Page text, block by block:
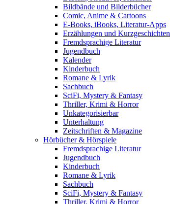
Bildbände und Bilderbücher
Comic, Anime & Cartoons
E-Books, iBooks, Literatur-Apps
Erzählungen und Kurzgeschichten
Fremdsprachige Literatur
Jugendbuch
Kalender
Kinderbuch
Romane & Lyrik
Sachbuch
SciFi, Mystery & Fantasy
Thriller, Krimi & Horror
Unkategorisierbar
Unterhaltung
Zeitschriften & Magazine
Hörbücher & Hörspiele
Fremdsprachige Literatur
Jugendbuch
Kinderbuch
Romane & Lyrik
Sachbuch
SciFi, Mystery & Fantasy
Thriller, Krimi & Horror